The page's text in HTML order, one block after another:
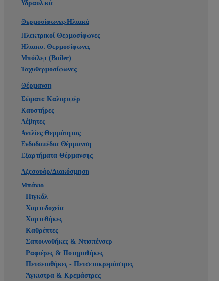
Υδραυλικά
Θερμοσίφωνες-Ηλιακά
Ηλεκτρικοί Θερμοσίφωνες
Ηλιακοί Θερμοσίφωνες
Μπόϊλερ (Boiler)
Ταχυθερμοσίφωνες
Θέρμανση
Σώματα Καλοριφέρ
Καυστήρες
Λέβητες
Αντλίες Θερμότητας
Ενδοδαπέδια Θέρμανση
Εξαρτήματα Θέρμανσης
Αξεσουάρ/Διακόσμηση
Μπάνιο
Πιγκάλ
Χαρτοδοχεία
Χαρτοθήκες
Καθρέπτες
Σαπουνοθήκες & Ντισπένσερ
Ραφιέρες & Ποτηροθήκες
Πετσετοθήκες - Πετσετοκρεμάστρες
Άγκιστρα & Κρεμάστρες